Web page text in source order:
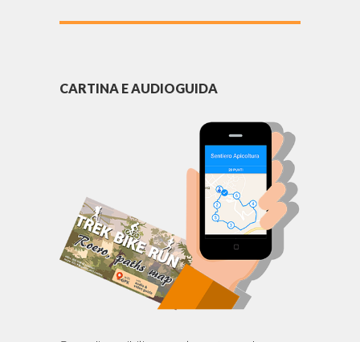
CARTINA E AUDIOGUIDA